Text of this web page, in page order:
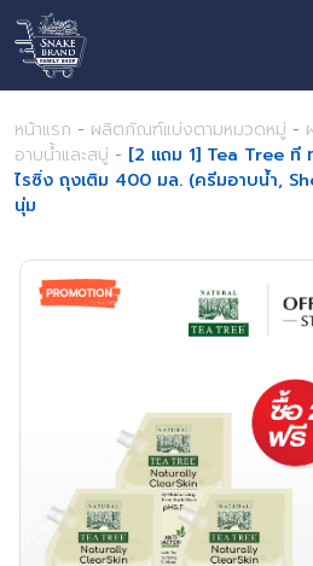
หน้าแรก - ผลิตภัณฑ์แบ่งตามหมวดหมู่ -
อาบน้ำและสบู่ - [2 แถม 1] Tea Tree ที
ไรซิ่ง ถุงเติม 400 มล. (ครีมอาบน้ำ,
นุ่ม